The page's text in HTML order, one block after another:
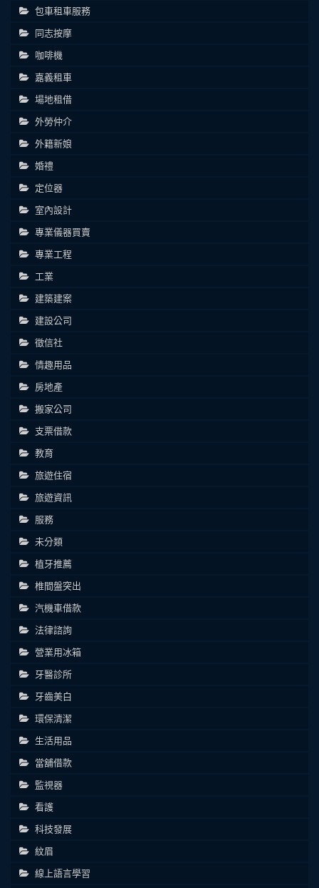
包車租車服務
同志按摩
咖啡機
嘉義租車
場地租借
外勞仲介
外籍新娘
婚禮
定位器
室內設計
專業儀器買賣
專業工程
工業
建築建案
建設公司
徵信社
情趣用品
房地產
搬家公司
支票借款
教育
旅遊住宿
旅遊資訊
服務
未分類
植牙推薦
椎間盤突出
汽機車借款
法律諮詢
營業用冰箱
牙醫診所
牙齒美白
環保清潔
生活用品
當舖借款
監視器
看護
科技發展
紋眉
線上語言學習